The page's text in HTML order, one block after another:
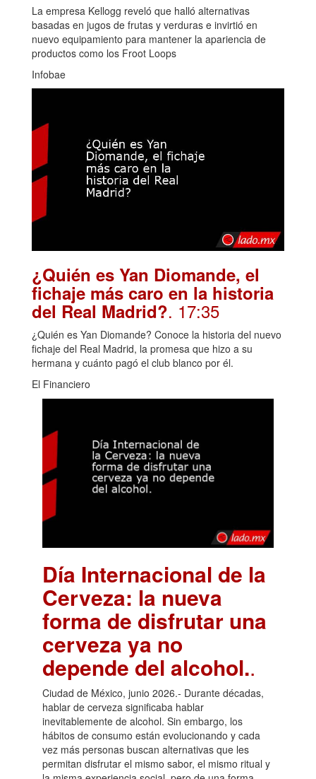
La empresa Kellogg reveló que halló alternativas
basadas en jugos de frutas y verduras e invirtió en
nuevo equipamiento para mantener la apariencia de
productos como los Froot Loops
Infobae
¿Quién es Yan Diomande, el
fichaje más caro en la historia
del Real Madrid?. 17:35
¿Quién es Yan Diomande? Conoce la historia del nuevo
fichaje del Real Madrid, la promesa que hizo a su
hermana y cuánto pagó el club blanco por él.
El Financiero
Día Internacional de la
Cerveza: la nueva
forma de disfrutar una
cerveza ya no
depende del alcohol..
Ciudad de México, junio 2026.- Durante décadas,
hablar de cerveza significaba hablar
inevitablemente de alcohol. Sin embargo, los
hábitos de consumo están evolucionando y cada
vez más personas buscan alternativas que les
permitan disfrutar el mismo sabor, el mismo ritual y